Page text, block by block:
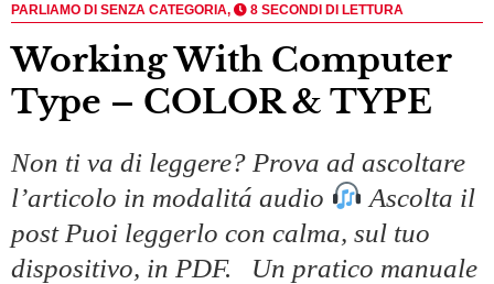
PARLIAMO DI SENZA CATEGORIA, 8 SECONDI DI LETTURA
Working With Computer
Type – COLOR & TYPE
Non ti va di leggere? Prova ad ascoltare
l’articolo in modalitá audio
Ascolta il
post Puoi leggerlo con calma, sul tuo
dispositivo, in PDF. Un pratico manuale